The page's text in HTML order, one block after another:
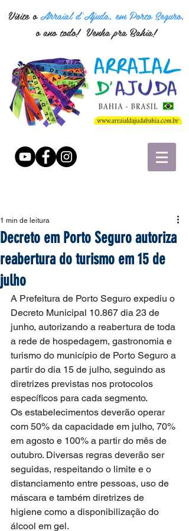
Visite oArraial d'Ajuda, em Porto Seguro,
o ano todo! Venha pra Bahia!
Decreto em Porto Seguro autoriza
reabertura do turismo em 15 de
julho
1 min de leitura
A Prefeitura de Porto Seguro expediu o
Decreto Municipal 10.867 dia 23 de
junho, autorizando a reabertura de toda
a rede de hospedagem, gastronomia e
turismo do município de Porto Seguro a
partir do dia 15 de julho, seguindo as
diretrizes previstas nos protocolos
específicos para cada segmento.
Os estabelecimentos deverão operar
com 50% da capacidade em julho, 70%
em agosto e 100% a partir do mês de
outubro. Diversas regras deverão ser
seguidas, respeitando o limite e o
distanciamento entre pessoas, uso de
máscara e também diretrizes de
higiene como a disponibilização do
álcool em gel.